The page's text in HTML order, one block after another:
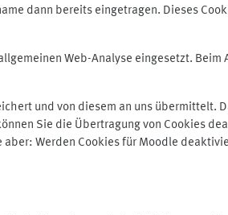
dann bereits eingetragen. Dieses
Web-Analyse eingesetzt.
und von diesem an uns
Sie die Übertragung von Cookies
Werden Cookies für Moodle